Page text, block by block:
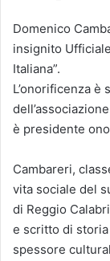
Domenico
insignito
Italiana”.
L’onorificenza è
è presidente
Cambareri,
vita sociale del
di Reggio
e scritto di
spessore